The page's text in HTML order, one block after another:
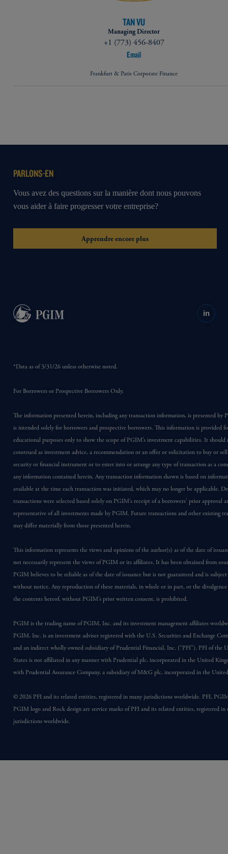
TAN VU
Managing Director
+1 (773) 456-8407
Email
Frankfurt & Paris Corporate Finance
PARLONS-EN
Vous avez des questions sur la manière dont nous pouvons
vous aider à faire progresser votre entreprise?
Apprendre encore plus
in
*Data as of 3/31/26 unless otherwise noted.
For Borrowers or Prospective Borrowers Only.
‍The information presented herein, including any transaction information, is presented by
is intended solely for borrowers and prospective borrowers. This information is provided
educational purposes only to show the scope of PGIM’s investment capabilities. It should
construed as investment advice, a recommendation or an offer or solicitation to buy or
security or financial instrument or to enter into or arrange any type of transaction as a
any information contained herein. Any transaction information shown is based on
available at the time each transaction was initiated, which may no longer be applicable.
transactions were selected based solely on PGIM’s receipt of a borrowers’ prior approval
representative of all investments made by PGIM. Future transactions and other existing
may differ materially from those presented herein.
This information represents the views and opinions of the author(s) as of the date of
not necessarily represent the views of PGIM or its affiliates. It has been obtained from
PGIM believes to be reliable as of the date of issuance but is not guaranteed and is
without notice. Any reproduction of these materials, in whole or in part, or the
the contents hereof, without PGIM’s prior written consent, is prohibited.
PGIM is the trading name of PGIM, Inc. and its investment management affiliates
PGIM, Inc. is an investment adviser registered with the U.S. Securities and Exchange
and an indirect wholly owned subsidiary of Prudential Financial, Inc. (“PFI”). PFI of the
States is not affiliated in any manner with Prudential plc, incorporated in the United
with Prudential Assurance Company, a subsidiary of M&G plc, incorporated in the
© 2026 PFI and its related entities, registered in many jurisdictions worldwide. PFI,
PGIM logo and Rock design are service marks of PFI and its related entities, registered in
jurisdictions worldwide.